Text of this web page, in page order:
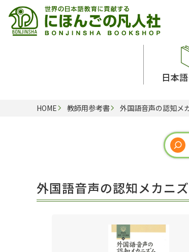
日本
留学生向け専門
練習問題
日本語学習関連副
カード・ゲーム
ドイツ語辞典
語学・文法辞典
多言語社会・言
HOME 教師用参考書 外国語音声の認知メ
外国語音声の認知メカニ